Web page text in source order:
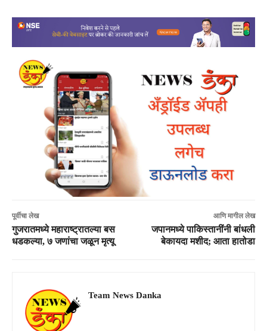
पूर्वीचा लेख
गुजरातमध्ये महाराष्ट्रातल्या बस
धडकल्या, ७ जणांचा जळून मृत्यू
आणि मागील लेख
जपानमध्ये पाकिस्तानींनी बांधली
बेकायदा मशीद; आता हातोडा
Team News Danka